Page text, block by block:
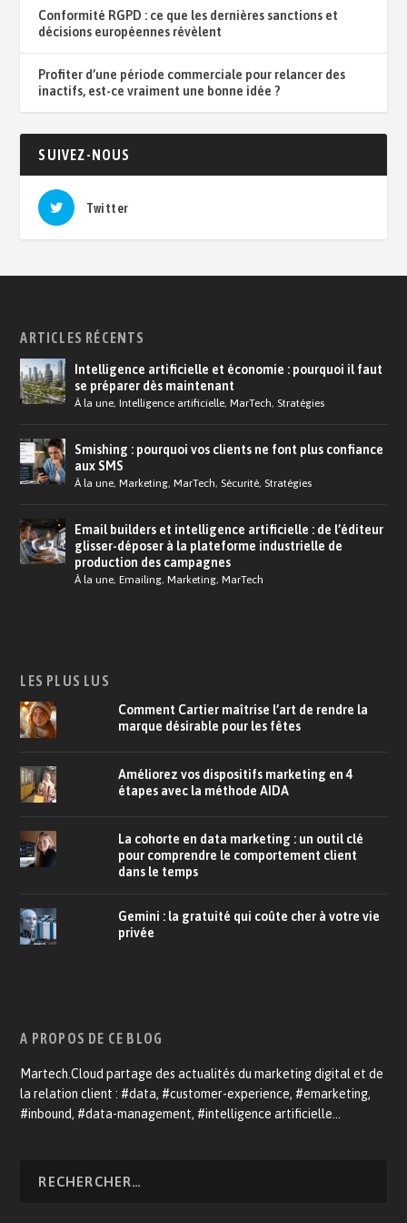
Conformité RGPD : ce que les dernières sanctions et
décisions européennes révèlent
Profiter d’une période commerciale pour relancer des
inactifs, est-ce vraiment une bonne idée ?
SUIVEZ-NOUS
Twitter
ARTICLES RÉCENTS
Intelligence artificielle et économie : pourquoi il faut
se préparer dès maintenant
À la une,Intelligence artificielle,MarTech, Stratégies
Smishing : pourquoi vos clients ne font plus confiance
aux SMS
À la une,Marketing,MarTech, Sécurité, Stratégies
Email builders et intelligence artificielle : de l’éditeur
glisser-déposer à la plateforme industrielle de
production des campagnes
À la une,Emailing,Marketing,MarTech
LES PLUS LUS
Comment Cartier maîtrise l’art de rendre la
marque désirable pour les fêtes
Améliorez vos dispositifs marketing en 4
étapes avec la méthode AIDA
La cohorte en data marketing : un outil clé
pour comprendre le comportement client
dans le temps
Gemini : la gratuité qui coûte cher à votre vie
privée
A PROPOS DE CE BLOG
Martech.Cloud partage des actualités du marketing digital et de
la relation client : #data, #customer-experience, #emarketing,
#inbound, #data-management, #intelligence artificielle…